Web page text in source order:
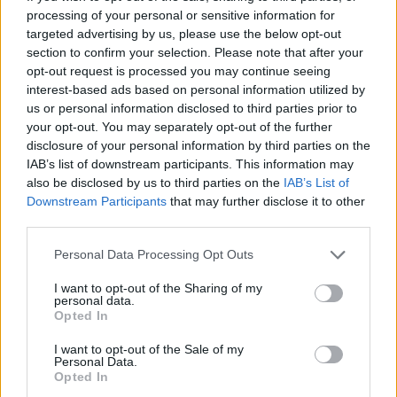
processing of your personal or sensitive information for
targeted advertising by us, please use the below opt-out
section to confirm your selection. Please note that after your
opt-out request is processed you may continue seeing
interest-based ads based on personal information utilized by
us or personal information disclosed to third parties prior to
your opt-out. You may separately opt-out of the further
disclosure of your personal information by third parties on the
IAB’s list of downstream participants. This information may
also be disclosed by us to third parties on the IAB’s List of
Downstream Participants that may further disclose it to other
Please note that this website/app uses one or more Google
not limited to your visit or usage behaviour. You may click to
grant or deny consent to Google and its third-party tags to
use your data for below specified purposes in below Google
consent section.
Personal Data Processing Opt Outs
I want to opt-out of the Sharing of my
personal data.
Opted In
I want to opt-out of the Sale of my
Personal Data.
Opted In
mäkien päällä kasailemaan itseään, että jaksaa
eteenpäin. Niin piippuun menin kyllä.
Viidelläkympillä on käynyt kyllä näin, mutta ei
kolmella kympillä ole koskaan näin, että
yks’kaks lähtee aivan taju kankaalle. Ei siinä
hirveästi enää muuta auttanut kuin hiihtää
maaliin. Muuta ei ollut enää tehtävissä kuin
yrittää parsia jotain kasaan, mutta eipä siitä
tullut mitään. Eväät olisi ollut tänään kyllä ihan
hyvään hiihtoon, helposti kulki hiihto ja suksi
seinä vastaan
Päävalmentaja Magnar Dalenin mielestä
suomalaissuorituksia, mutta myöskin yllätyksiä
muiden maiden osalta.